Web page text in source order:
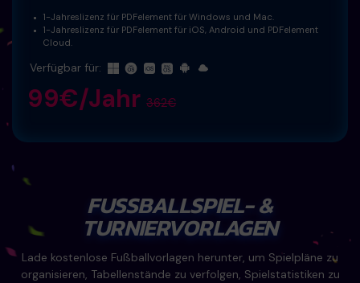
1-Jahreslizenz für PDFelement für Windows und Mac.
1-Jahreslizenz für PDFelement für iOS, Android und PDFelement
Cloud.
Verfügbar für:
99€/Jahr362€
FUSSBALLSPIEL- &
TURNIERVORLAGEN
Lade kostenlose Fußballvorlagen herunter, um Spielpläne zu
organisieren, Tabellenstände zu verfolgen, Spielstatistiken zu